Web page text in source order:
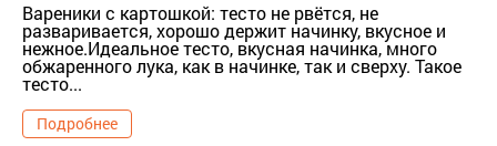
Вареники с картошкой: тесто не рвётся, не
разваривается, хорошо держит начинку, вкусное и
нежное.Идеальное тесто, вкусная начинка, много
обжаренного лука, как в начинке, так и сверху. Такое
тесто...
Подробнее